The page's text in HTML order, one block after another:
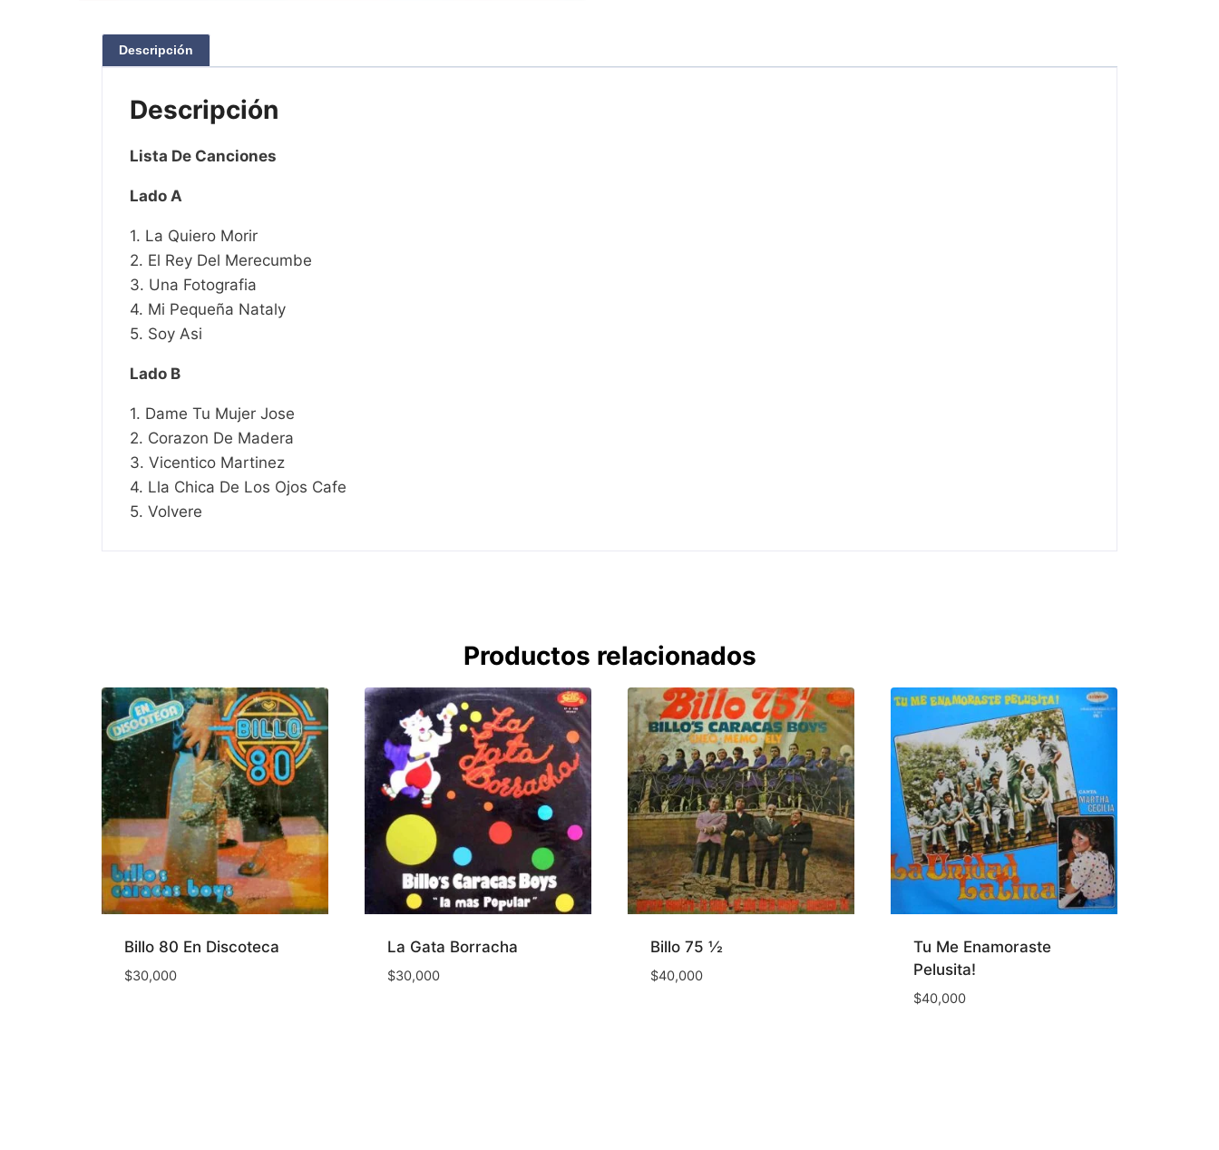
Descripción
Descripción
Lista De Canciones
Lado A
1. La Quiero Morir
2. El Rey Del Merecumbe
3. Una Fotografia
4. Mi Pequeña Nataly
5. Soy Asi
Lado B
1. Dame Tu Mujer Jose
2. Corazon De Madera
3. Vicentico Martinez
4. Lla Chica De Los Ojos Cafe
5. Volvere
Productos relacionados
Billo 80 En Discoteca
$30,000
La Gata Borracha
$30,000
Billo 75 ½
$40,000
Tu Me Enamoraste
Pelusita!
$40,000